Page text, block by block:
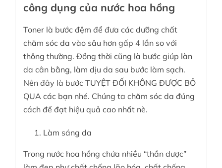
công dụng của nước hoa hồng
Toner là bước đệm để đưa các dưỡng chất
chăm sóc da vào sâu hơn gấp 4 lần so với
thông thường. Đồng thời cũng là bước giúp làn
da cân bằng, làm dịu da sau bước làm sạch.
Nên đây là bước TUYỆT ĐỐI KHÔNG ĐƯỢC BỎ
QUA các bạn nhé. Chúng ta chăm sóc da đúng
cách để đạt hiệu quả cao nhất nè.
Làm sáng da
Trong nước hoa hồng chứa nhiều “thần dược”